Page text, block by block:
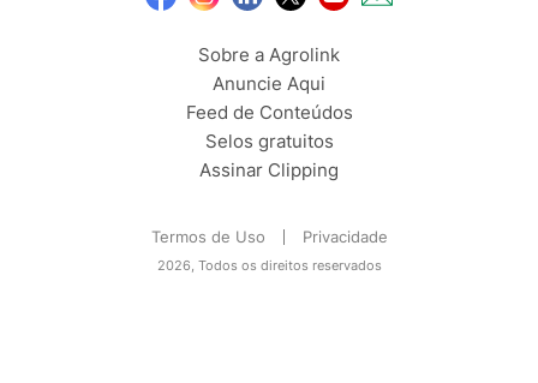
Sobre a Agrolink
Anuncie Aqui
Feed de Conteúdos
Selos gratuitos
Assinar Clipping
Termos de Uso Privacidade
2026, Todos os direitos reservados